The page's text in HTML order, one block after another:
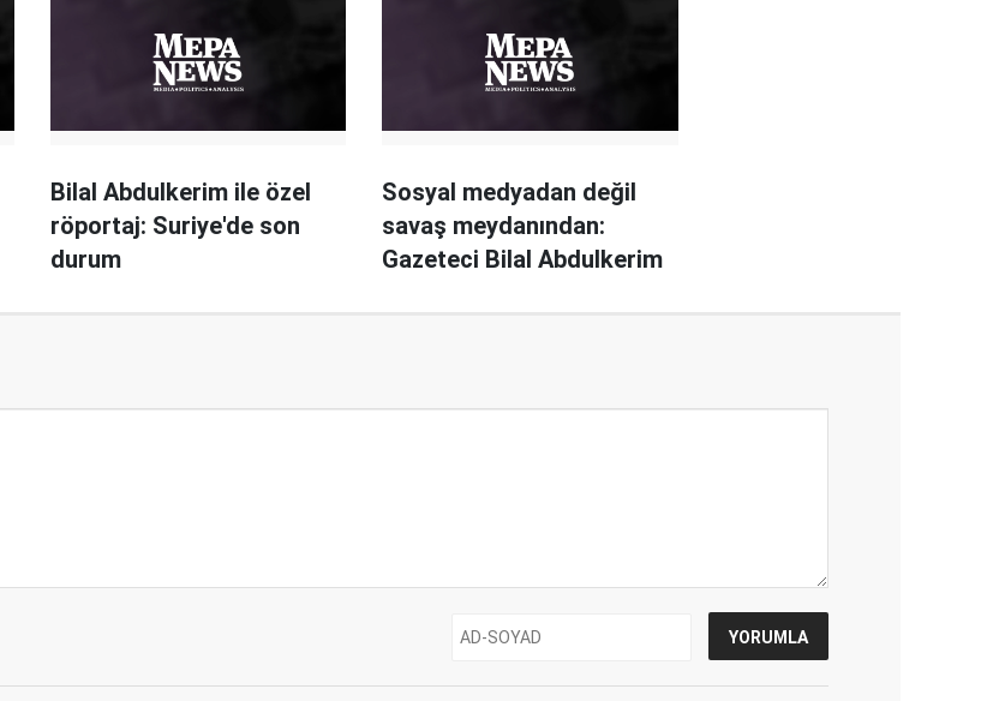
Bilal Abdulkerim ile özel
röportaj: Suriye'de son
durum
Sosyal medyadan değil
savaş meydanından:
Gazeteci Bilal Abdulkerim